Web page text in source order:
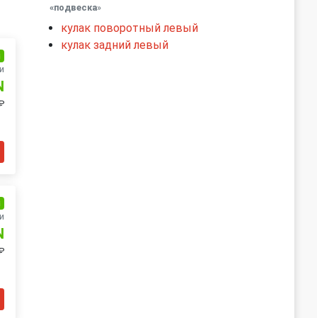
«подвеска»
кулак поворотный левый
кулак задний левый